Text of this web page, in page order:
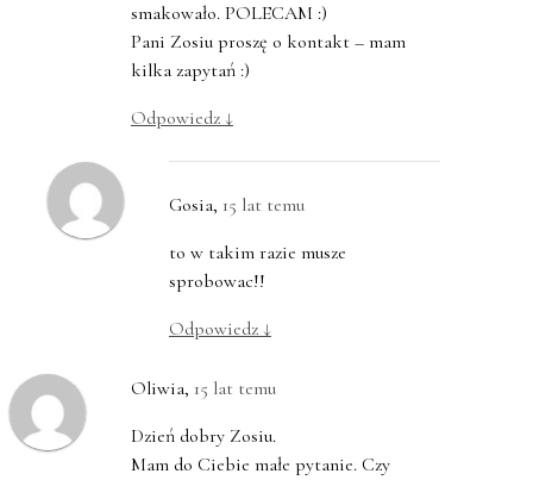
smakowało. POLECAM :)
Pani Zosiu proszę o kontakt – mam
kilka zapytań :)
Odpowiedz ↓
Gosia, 15 lat temu
to w takim razie musze
sprobowac!!
Odpowiedz ↓
Oliwia, 15 lat temu
Dzień dobry Zosiu.
Mam do Ciebie małe pytanie. Czy